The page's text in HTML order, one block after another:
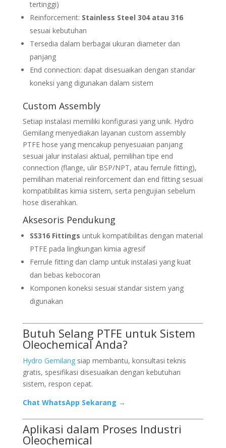
tertinggi)
Reinforcement: Stainless Steel 304 atau 316
sesuai kebutuhan
Tersedia dalam berbagai ukuran diameter dan
panjang
End connection: dapat disesuaikan dengan standar
koneksi yang digunakan dalam sistem
Custom Assembly
Setiap instalasi memiliki konfigurasi yang unik. Hydro
Gemilang menyediakan layanan custom assembly
PTFE hose yang mencakup penyesuaian panjang
sesuai jalur instalasi aktual, pemilihan tipe end
connection (flange, ulir BSP/NPT, atau ferrule fitting),
pemilihan material reinforcement dan end fitting sesuai
kompatibilitas kimia sistem, serta pengujian sebelum
hose diserahkan.
Aksesoris Pendukung
SS316 Fittings untuk kompatibilitas dengan material
PTFE pada lingkungan kimia agresif
Ferrule fitting dan clamp untuk instalasi yang kuat
dan bebas kebocoran
Komponen koneksi sesuai standar sistem yang
digunakan
Butuh Selang PTFE untuk Sistem
Oleochemical Anda?
Hydro Gemilangsiap membantu, konsultasi teknis
gratis, spesifikasi disesuaikan dengan kebutuhan
sistem, respon cepat.
Chat WhatsApp Sekarang →
Aplikasi dalam Proses Industri
Oleochemical